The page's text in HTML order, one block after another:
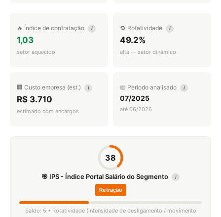
🔥 Índice de contratação i
1,03
setor aquecido
🔁 Rotatividade i
49.2%
alta — setor dinâmico
🏢 Custo empresa (est.) i
R$ 3.710
estimado com encargos
📅 Período analisado i
07/2025
até 06/2026
38
🎯 IPS - Índice Portal Salário do Segmento i
Retração
Saldo: 5 • Rotatividade (intensidade de desligamento / movimento